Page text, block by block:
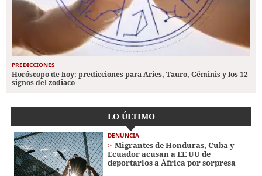
PREDICCIONES
Horóscopo de hoy: predicciones para Aries, Tauro, Géminis y los 12
signos del zodiaco
LO ÚLTIMO
DENUNCIA
Migrantes de Honduras, Cuba y
Ecuador acusan a EE UU de
deportarlos a África por sorpresa